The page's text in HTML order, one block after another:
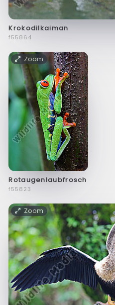
Krokodilkaiman
f55864
Zoom
Rotaugenlaubfrosch
f55823
Zoom